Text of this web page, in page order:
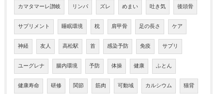
カマタマーレ讃岐 リンパ ズレ めまい 吐き気 後頭骨
サプリメント 睡眠環境 枕 肩甲骨 足の長さ ケア
神経 友人 高松駅 首 感染予防 免疫 サプリ
ユーグレナ 腸内環境 予防 体操 健康 ふとん
健康寿命 研修 関節 筋肉 可動域 カルシウム 猫背